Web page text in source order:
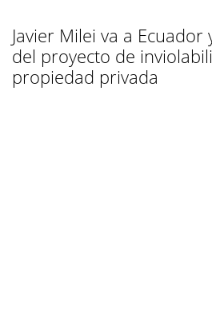
Javier Milei va a Ecuador
del proyecto de
propiedad privada